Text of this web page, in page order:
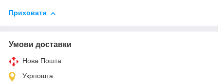
Приховати
Умови доставки
Нова Пошта
Укрпошта